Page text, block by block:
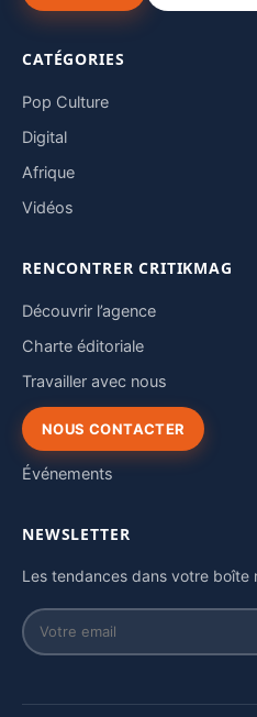
CATÉGORIES
Pop Culture
Digital
Afrique
Vidéos
RENCONTRER CRITIKMAG
Découvrir l’agence
Charte éditoriale
Travailler avec nous
NOUS CONTACTER
Événements
NEWSLETTER
Les tendances dans votre boîte